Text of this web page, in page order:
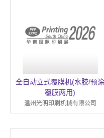
全自动立式覆膜机(水胶/预涂
覆膜两用)
温州光明印刷机械有限公司